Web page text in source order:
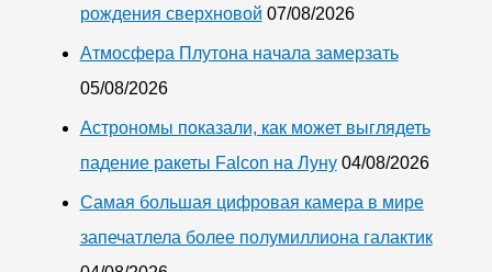
рождения сверхновой 07/08/2026
Атмосфера Плутона начала замерзать
05/08/2026
Астрономы показали, как может выглядеть
падение ракеты Falcon на Луну 04/08/2026
Самая большая цифровая камера в мире
запечатлела более полумиллиона галактик